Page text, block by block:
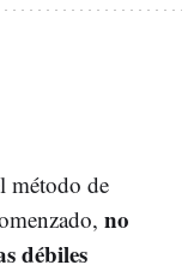
método de
no
débiles